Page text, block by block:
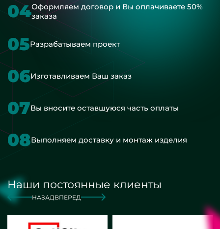
04Оформляем договор и Вы оплачиваете 50%
заказа
05Разрабатываем проект
06Изготавливаем Ваш заказ
07Вы вносите оставшуюся часть оплаты
08Выполняем доставку и монтаж изделия
Наши постоянные клиенты
НАЗАД ВПЕРЕД